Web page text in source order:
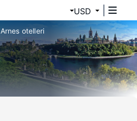
USD
Arnes otelleri